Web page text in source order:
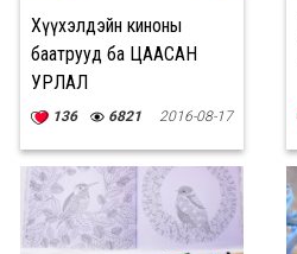
Хүүхэлдэйн киноны
баатрууд ба ЦААСАН
УРЛАЛ
136 6821 2016-08-17